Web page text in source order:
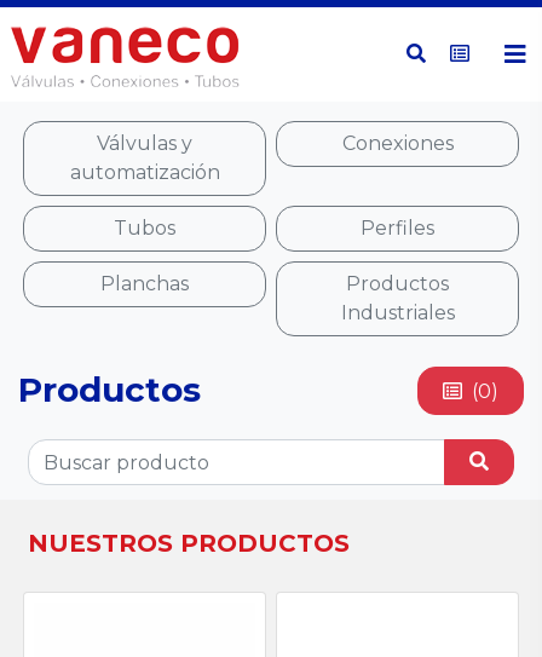
Válvulas y
automatización
Conexiones
Tubos Perfiles
Planchas
Productos
Industriales
Productos (0)
NUESTROS PRODUCTOS